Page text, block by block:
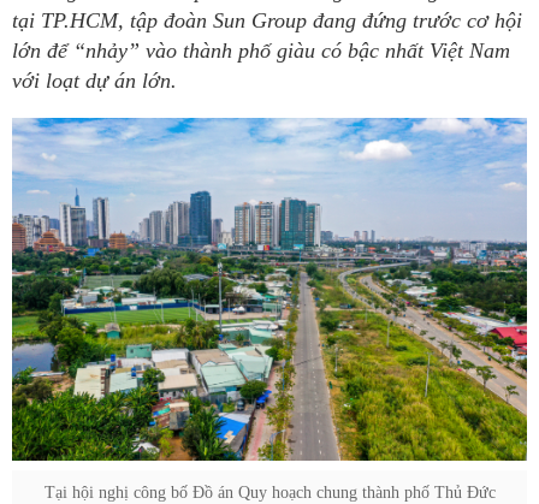
tại TP.HCM, tập đoàn Sun Group đang đứng trước cơ hội
lớn để “nhảy” vào thành phố giàu có bậc nhất Việt Nam
với loạt dự án lớn.
Tại hội nghị công bố Đồ án Quy hoạch chung thành phố Thủ Đức